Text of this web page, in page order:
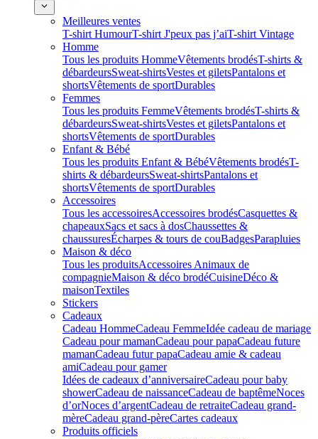
Meilleures ventes
T-shirt HumourT-shirt J'peux pas j’aiT-shirt Vintage
Homme
Tous les produits HommeVêtements brodésT-shirts &
débardeursSweat-shirtsVestes et giletsPantalons et
shortsVêtements de sportDurables
Femmes
Tous les produits FemmeVêtements brodésT-shirts &
débardeursSweat-shirtsVestes et giletsPantalons et
shortsVêtements de sportDurables
Enfant & Bébé
Tous les produits Enfant & BébéVêtements brodésT-
shirts & débardeursSweat-shirtsPantalons et
shortsVêtements de sportDurables
Accessoires
Tous les accessoiresAccessoires brodésCasquettes &
chapeauxSacs et sacs à dosChaussettes &
chaussuresÉcharpes & tours de couBadgesParapluies
Maison & déco
Tous les produitsAccessoires Animaux de
compagnieMaison & déco brodéCuisineDéco &
maisonTextiles
Stickers
Cadeaux
Cadeau HommeCadeau FemmeIdée cadeau de mariage​
Cadeau pour mamanCadeau pour papaCadeau future
mamanCadeau futur papaCadeau amie & cadeau
amiCadeau pour gamer
Idées de cadeaux d’anniversaireCadeau pour baby
showerCadeau de naissanceCadeau de baptêmeNoces
d’orNoces d’argentCadeau de retraiteCadeau grand-
mèreCadeau grand-pèreCartes cadeaux
Produits officiels